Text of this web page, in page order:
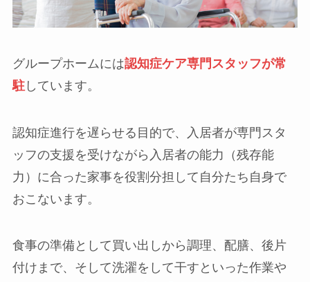
グループホームには認知症ケア専門スタッフが常
駐しています。
認知症進行を遅らせる目的で、入居者が専門スタ
ッフの支援を受けながら入居者の能力（残存能
力）に合った家事を役割分担して自分たち自身で
おこないます。
食事の準備として買い出しから調理、配膳、後片
付けまで、そして洗濯をして干すといった作業や